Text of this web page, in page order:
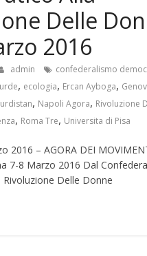
Delle
2016
admin confederalismo
, ecologia, Ercan Ayboga,
, Napoli Agora, Rivoluzione
, Roma Tre, Universita di Pisa
2016 – AGORA DEI
7-8 Marzo 2016 Dal
Delle Donne